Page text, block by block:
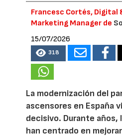
Francesc Cortés, Digital
Marketing Manager de
15/07/2026
318
La modernización del
ascensores en España
decisivo. Durante años,
han centrado en